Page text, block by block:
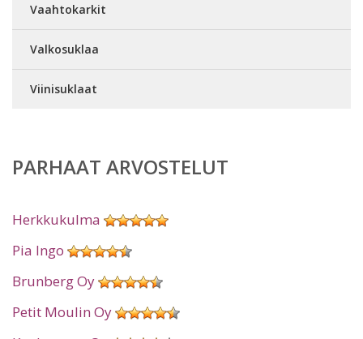
Vaahtokarkit
Valkosuklaa
Viinisuklaat
PARHAAT ARVOSTELUT
Herkkukulma
Pia Ingo
Brunberg Oy
Petit Moulin Oy